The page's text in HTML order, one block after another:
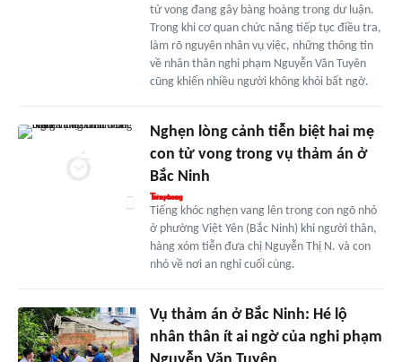
tử vong đang gây bàng hoàng trong dư luận.
Trong khi cơ quan chức năng tiếp tục điều tra,
làm rõ nguyên nhân vụ việc, những thông tin
về nhân thân nghi phạm Nguyễn Văn Tuyên
cũng khiến nhiều người không khỏi bất ngờ.
Nghẹn lòng cảnh tiễn biệt hai mẹ
con tử vong trong vụ thảm án ở
Bắc Ninh
Tiếng khóc nghẹn vang lên trong con ngõ nhỏ
ở phường Việt Yên (Bắc Ninh) khi người thân,
hàng xóm tiễn đưa chị Nguyễn Thị N. và con
nhỏ về nơi an nghỉ cuối cùng.
Vụ thảm án ở Bắc Ninh: Hé lộ
nhân thân ít ai ngờ của nghi phạm